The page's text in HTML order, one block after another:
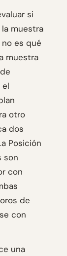
si
muestra
es qué
muestra
el
otro
dos
Posición
son
con
de
con
una